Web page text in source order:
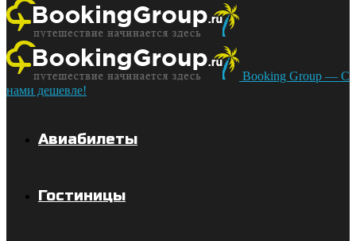
Booking Group — С
нами дешевле!
Авиабилеты
Гостиницы